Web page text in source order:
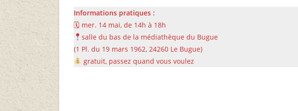
Informations pratiques :
🗓 mer. 14 mai, de 14h à 18h
salle du bas de la médiathèque du Bugue
(1 Pl. du 19 mars 1962, 24260 Le Bugue)
gratuit, passez quand vous voulez